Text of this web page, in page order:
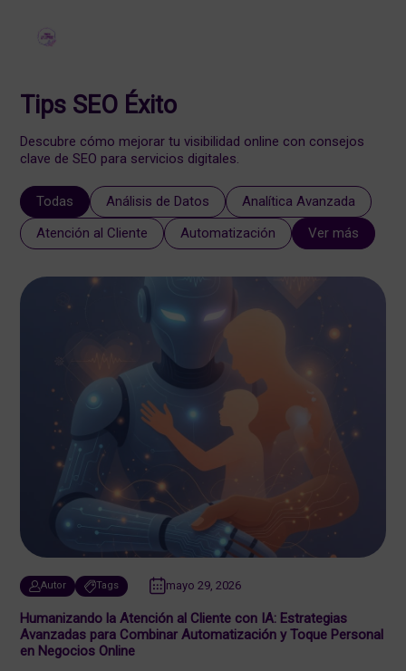
Tips SEO Éxito
Descubre cómo mejorar tu visibilidad online con consejos
clave de SEO para servicios digitales.
Todas Análisis de Datos
Analítica Avanzada
Atención al Cliente
Automatización Ver más
Autor Tags mayo 29, 2026
Humanizando la Atención al Cliente con IA: Estrategias
Avanzadas para Combinar Automatización y Toque Personal
en Negocios Online